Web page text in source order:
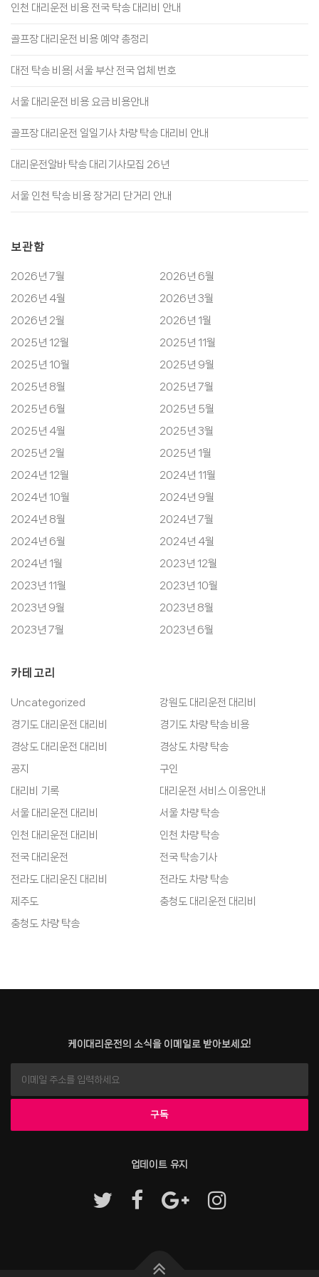
인천 대리운전 비용 전국 탁송 대리비 안내
골프장 대리운전 비용 예약 총정리
대전 탁송 비용| 서울 부산 전국 업체 번호
서울 대리운전 비용 요금 비용안내
골프장 대리운전 일일기사 차량 탁송 대리비 안내
대리운전알바 탁송 대리기사모집 26년
서울 인천 탁송 비용 장거리 단거리 안내
보관함
2026년 7월
2026년 6월
2026년 4월
2026년 3월
2026년 2월
2026년 1월
2025년 12월
2025년 11월
2025년 10월
2025년 9월
2025년 8월
2025년 7월
2025년 6월
2025년 5월
2025년 4월
2025년 3월
2025년 2월
2025년 1월
2024년 12월
2024년 11월
2024년 10월
2024년 9월
2024년 8월
2024년 7월
2024년 6월
2024년 4월
2024년 1월
2023년 12월
2023년 11월
2023년 10월
2023년 9월
2023년 8월
2023년 7월
2023년 6월
카테고리
Uncategorized
강원도 대리운전 대리비
경기도 대리운전 대리비
경기도 차량 탁송 비용
경상도 대리운전 대리비
경상도 차량 탁송
공지
구인
대리비 기록
대리운전 서비스 이용안내
서울 대리운전 대리비
서울 차량 탁송
인천 대리운전 대리비
인천 차량 탁송
전국 대리운전
전국 탁송기사
전라도 대리운진 대리비
전라도 차량 탁송
제주도
충청도 대리운전 대리비
충청도 차량 탁송
케이대리운전의 소식을 이메일로 받아보세요!
업데이트 유지